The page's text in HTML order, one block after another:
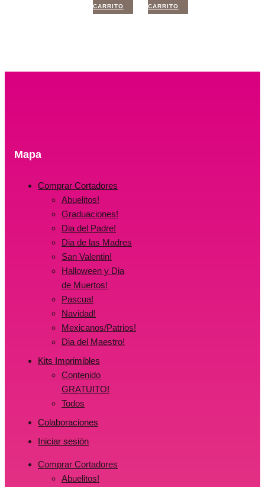
CARRITO CARRITO
Mapa
Comprar Cortadores
Abuelitos!
Graduaciones!
Dia del Padre!
Dia de las Madres
San Valentin!
Halloween y Dia
de Muertos!
Pascua!
Navidad!
Mexicanos/Patrios!
Dia del Maestro!
Kits Imprimibles
Contenido
GRATUITO!
Todos
Colaboraciones
Iniciar sesión
Comprar Cortadores
Abuelitos!